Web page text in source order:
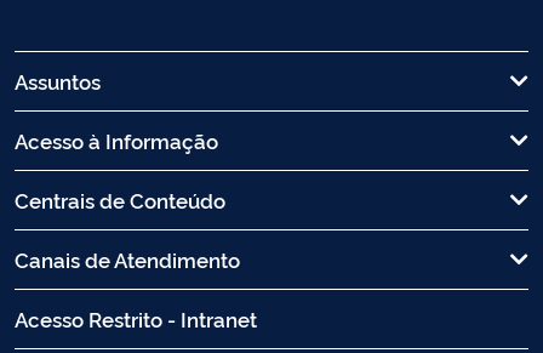
Assuntos
Acesso à Informação
Centrais de Conteúdo
Canais de Atendimento
Acesso Restrito - Intranet